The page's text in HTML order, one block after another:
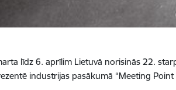
līdz 6. aprīlim Lietuvā norisinās 22.
industrijas pasākumā “Meeting Point